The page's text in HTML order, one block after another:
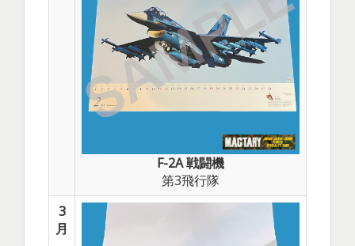
F-2A 戦闘機
第3飛行隊
3
月